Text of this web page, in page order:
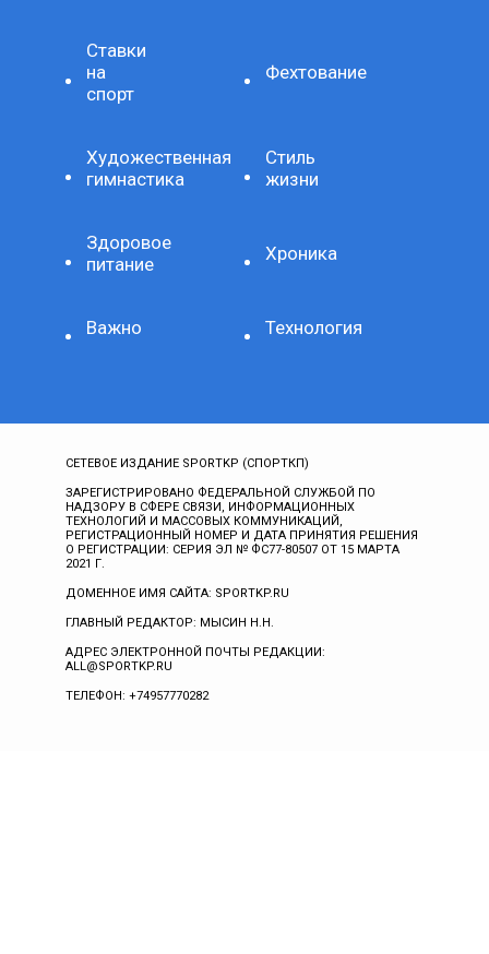
Ставки
на
спорт
Фехтование
Художественная
гимнастика
Стиль
жизни
Здоровое
питание
Хроника
Важно Технология
СЕТЕВОЕ ИЗДАНИЕ SPORTKP (СПОРТКП)
ЗАРЕГИСТРИРОВАНО ФЕДЕРАЛЬНОЙ СЛУЖБОЙ ПО
НАДЗОРУ В СФЕРЕ СВЯЗИ, ИНФОРМАЦИОННЫХ
ТЕХНОЛОГИЙ И МАССОВЫХ КОММУНИКАЦИЙ,
РЕГИСТРАЦИОННЫЙ НОМЕР И ДАТА ПРИНЯТИЯ РЕШЕНИЯ
О РЕГИСТРАЦИИ: СЕРИЯ ЭЛ № ФС77-80507 ОТ 15 МАРТА
2021 Г.
ДОМЕННОЕ ИМЯ САЙТА: SPORTKP.RU
ГЛАВНЫЙ РЕДАКТОР: МЫСИН Н.Н.
АДРЕС ЭЛЕКТРОННОЙ ПОЧТЫ РЕДАКЦИИ:
ALL@SPORTKP.RU
ТЕЛЕФОН: +74957770282